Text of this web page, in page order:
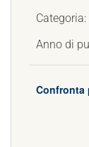
Categoria:
Anno di
Confronta